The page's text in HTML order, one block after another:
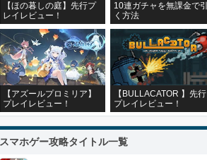
【ほの暮しの庭】先行プ
レイレビュー！
10連ガチャを無課金で引
く方法
【アズールプロミリア】
プレイレビュー！
【BULLACATOR 】先行
プレイレビュー！
スマホゲー攻略タイトル一覧